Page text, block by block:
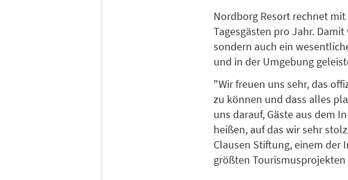
Nordborg Resort rechnet
Tagesgästen pro Jahr.
sondern auch ein
und in der Umgebung
"Wir freuen uns sehr, das
zu können und dass alles
uns darauf, Gäste aus dem
heißen, auf das wir sehr
Clausen Stiftung, einem der
größten